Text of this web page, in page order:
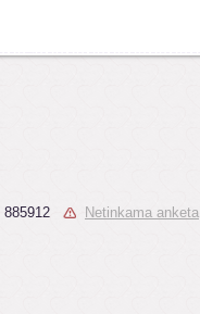
885912 Netinkama anketa